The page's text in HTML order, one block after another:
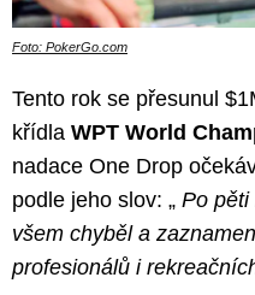
Foto: PokerGo.com
Tento rok se přesunul
křídla WPT World
nadace One Drop
podle jeho slov: „ Po pěti
všem chyběl a
profesionálů i